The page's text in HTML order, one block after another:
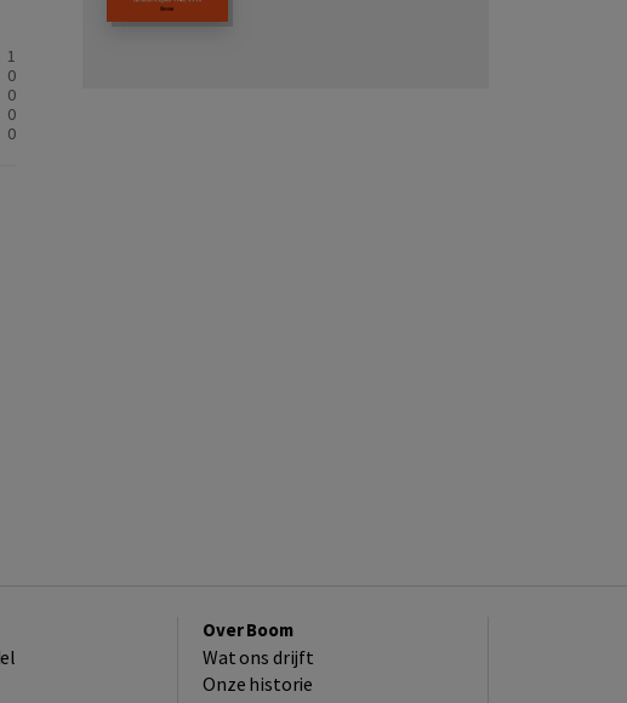
1
0
0
0
0
Over Boom
Wat ons drijft
Onze historie